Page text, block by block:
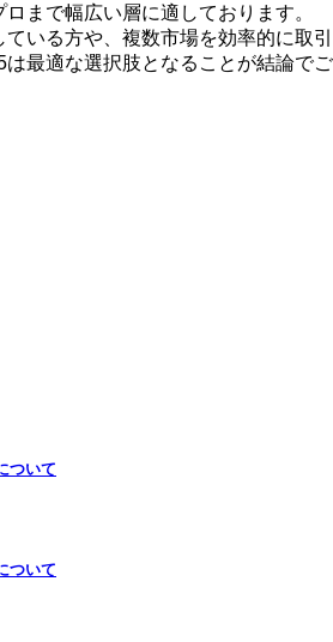
まで幅広い層に適しております。
いる方や、複数市場を効率的に取引
は最適な選択肢となることが結論でご
ついて
ついて